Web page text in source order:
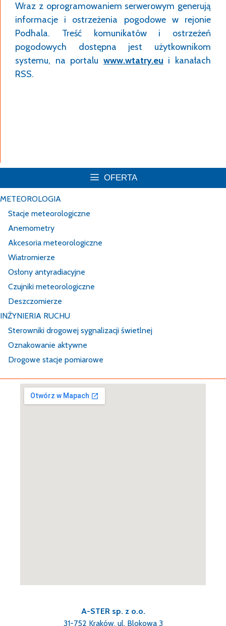
Wraz z oprogramowaniem serwerowym generują
informacje i ostrzeżenia pogodowe w rejonie
Podhala. Treść komunikatów i ostrzeżeń
pogodowych dostępna jest użytkownikom
systemu, na portalu www.wtatry.eu i kanałach
RSS.
OFERTA
METEOROLOGIA
Stacje meteorologiczne
Anemometry
Akcesoria meteorologiczne
Wiatromierze
Osłony antyradiacyjne
Czujniki meteorologiczne
Deszczomierze
INŻYNIERIA RUCHU
Sterowniki drogowej sygnalizacji świetlnej
Oznakowanie aktywne
Drogowe stacje pomiarowe
A-STER sp. z o.o.
31-752 Kraków, ul. Blokowa 3